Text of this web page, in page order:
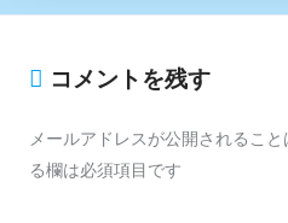
コメントを残す
メールアドレスが公開されること
る欄は必須項目です